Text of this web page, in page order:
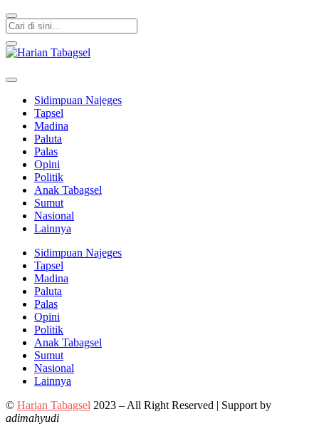
Sidimpuan Najeges
Tapsel
Madina
Paluta
Palas
Opini
Politik
Anak Tabagsel
Sumut
Nasional
Lainnya
Sidimpuan Najeges
Tapsel
Madina
Paluta
Palas
Opini
Politik
Anak Tabagsel
Sumut
Nasional
Lainnya
© Harian Tabagsel 2023 – All Right Reserved | Support by
adimahyudi